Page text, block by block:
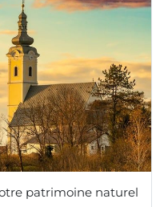
patrimoine naturel